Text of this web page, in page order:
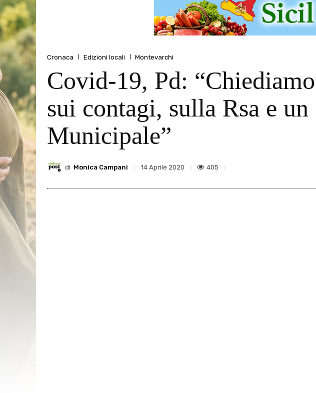
Cronaca Edizioni locali Montevarchi
Covid-19, Pd:
sui contagi, sulla Rsa e
Municipale”
di Monica Campani 14 Aprile 2020 405